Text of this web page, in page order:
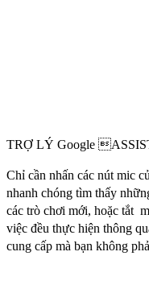
TRỢ LÝ Google
Chỉ cần nhấn các nút mic
nhanh chóng tìm thấy
các trò chơi mới, hoặc tắt
việc đều thực hiện thông
cung cấp mà bạn không